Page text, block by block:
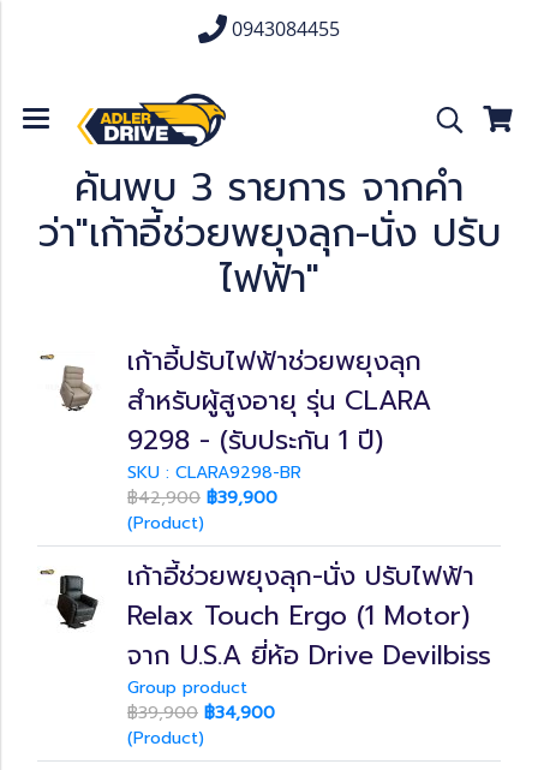
0943084455
ค้นพบ 3 รายการ จากคำ
ว่า"เก้าอี้ช่วยพยุงลุก-นั่ง ปรับ
ไฟฟ้า"
เก้าอี้ปรับไฟฟ้าช่วยพยุงลุก
สำหรับผู้สูงอายุ รุ่น CLARA
9298 - (รับประกัน 1 ปี)
SKU : CLARA9298-BR
฿42,900 ฿39,900
(Product)
เก้าอี้ช่วยพยุงลุก-นั่ง ปรับไฟฟ้า
Relax Touch Ergo (1 Motor)
จาก U.S.A ยี่ห้อ Drive Devilbiss
Group product
฿39,900 ฿34,900
(Product)